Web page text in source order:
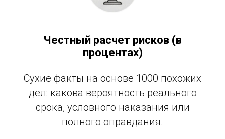
Честный расчет рисков (в
процентах)
Сухие факты на основе 1000 похожих
дел: какова вероятность реального
срока, условного наказания или
полного оправдания.